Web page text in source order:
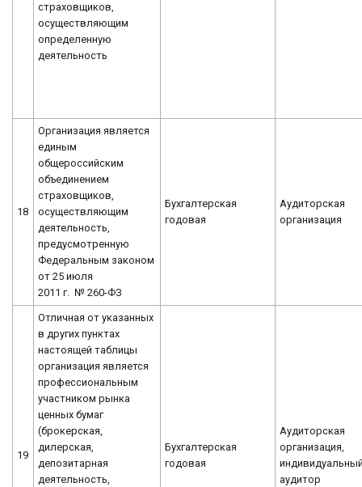
страховщиков,
осуществляющим
определенную
деятельность
18
Организация является
единым
общероссийским
объединением
страховщиков,
осуществляющим
деятельность,
предусмотренную
Федеральным законом
от 25 июля
2011 г. № 260-ФЗ
Бухгалтерская
годовая
Аудиторская
организация
19
Отличная от указанных
в других пунктах
настоящей таблицы
организация является
профессиональным
участником рынка
ценных бумаг
(брокерская,
дилерская,
депозитарная
деятельность,
Бухгалтерская
годовая
Аудиторская
организация,
аудитор